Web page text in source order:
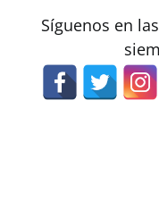
Síguenos en